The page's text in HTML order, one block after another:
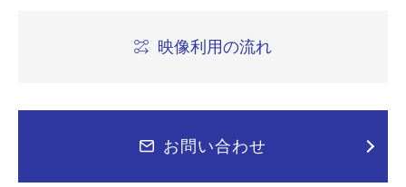
映像利用の流れ
お問い合わせ